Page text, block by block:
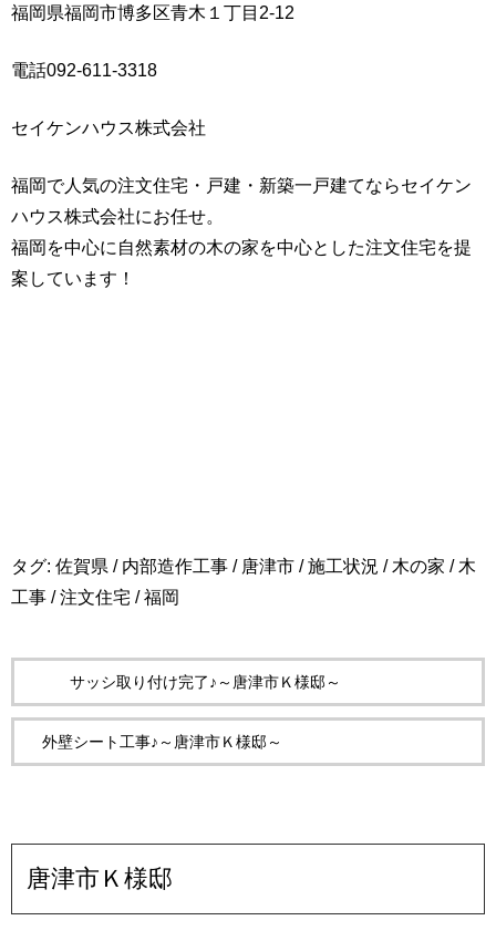
福岡県福岡市博多区青木１丁目2-12
電話092-611-3318
セイケンハウス株式会社
福岡で人気の注文住宅・戸建・新築一戸建てならセイケン
ハウス株式会社にお任せ。
福岡を中心に自然素材の木の家を中心とした注文住宅を提
案しています！
タグ: 佐賀県 / 内部造作工事 / 唐津市 /施工状況 / 木の家 / 木
工事 /注文住宅 /福岡
サッシ取り付け完了♪～唐津市Ｋ様邸～
外壁シート工事♪～唐津市Ｋ様邸～
唐津市Ｋ様邸